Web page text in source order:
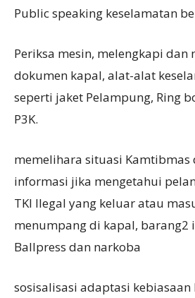
Public speaking keselamatan
Periksa mesin, melengkapi dan
dokumen kapal, alat-alat
seperti jaket Pelampung, Ring
P3K.
memelihara situasi Kamtibmas
informasi jika mengetahui
TKI Ilegal yang keluar atau
menumpang di kapal, barang2
Ballpress dan narkoba
sosisalisasi adaptasi